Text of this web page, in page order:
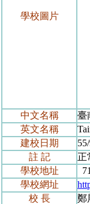
學校圖片
中文名稱
臺
英文名稱
建校日期
註 記
正
學校地址
學校網址
校 長
鄭